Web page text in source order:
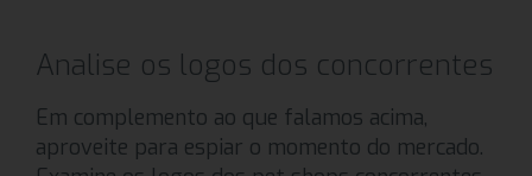
Analise os logos dos concorrentes
Em complemento ao que falamos acima,
aproveite para espiar o momento do mercado.